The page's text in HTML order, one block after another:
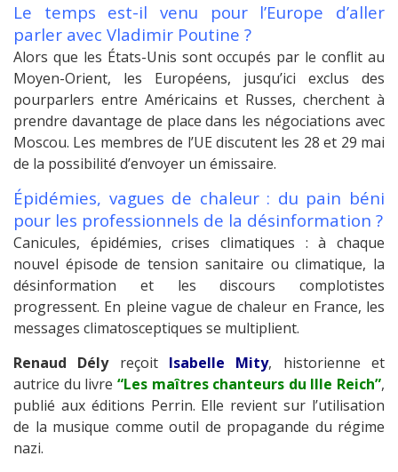
Le temps est-il venu pour l’Europe d’aller
parler avec Vladimir Poutine ?
Alors que les États-Unis sont occupés par le conflit au
Moyen-Orient, les Européens, jusqu’ici exclus des
pourparlers entre Américains et Russes, cherchent à
prendre davantage de place dans les négociations avec
Moscou. Les membres de l’UE discutent les 28 et 29 mai
de la possibilité d’envoyer un émissaire.
Épidémies, vagues de chaleur : du pain béni
pour les professionnels de la désinformation ?
Canicules, épidémies, crises climatiques : à chaque
nouvel épisode de tension sanitaire ou climatique, la
désinformation et les discours complotistes
progressent. En pleine vague de chaleur en France, les
messages climatosceptiques se multiplient.
Renaud Délyreçoit Isabelle Mity, historienne et
autrice du livre “Les maîtres chanteurs du IIIe Reich”,
publié aux éditions Perrin. Elle revient sur l’utilisation
de la musique comme outil de propagande du régime
nazi.